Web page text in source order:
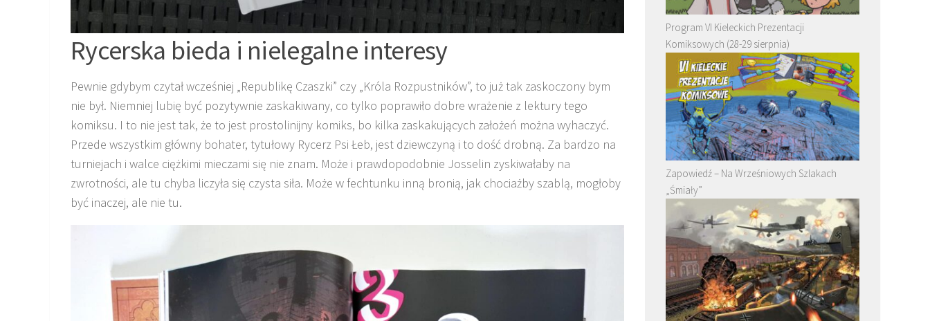
Rycerska bieda i nielegalne interesy
Pewnie gdybym czytał wcześniej „Republikę Czaszki” czy „Króla Rozpustników”, to już tak zaskoczony bym
nie był. Niemniej lubię być pozytywnie zaskakiwany, co tylko poprawiło dobre wrażenie z lektury tego
komiksu. I to nie jest tak, że to jest prostolinijny komiks, bo kilka zaskakujących założeń można wyhaczyć.
Przede wszystkim główny bohater, tytułowy Rycerz Psi Łeb, jest dziewczyną i to dość drobną. Za bardzo na
turniejach i walce ciężkimi mieczami się nie znam. Może i prawdopodobnie Josselin zyskiwałaby na
zwrotności, ale tu chyba liczyła się czysta siła. Może w fechtunku inną bronią, jak chociażby szablą, mogłoby
być inaczej, ale nie tu.
Program VI Kieleckich Prezentacji
Komiksowych (28-29 sierpnia)
Zapowiedź – Na Wrześniowych Szlakach
„Śmiały”